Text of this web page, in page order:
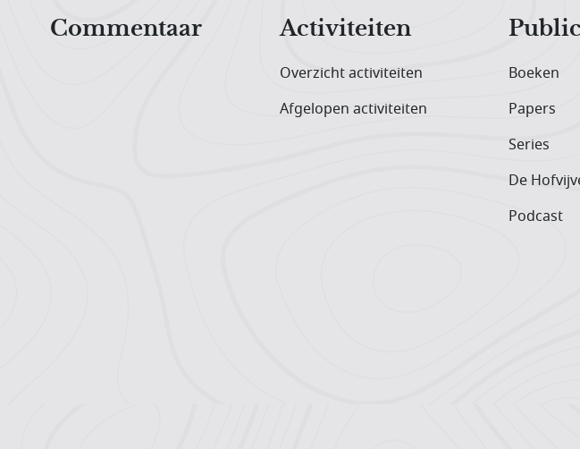
Commentaar
Activiteiten
Overzicht activiteiten
Afgelopen activiteiten
Boeken
Papers
Series
De
Podcast